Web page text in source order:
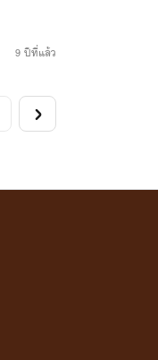
9 ปีที่แล้ว